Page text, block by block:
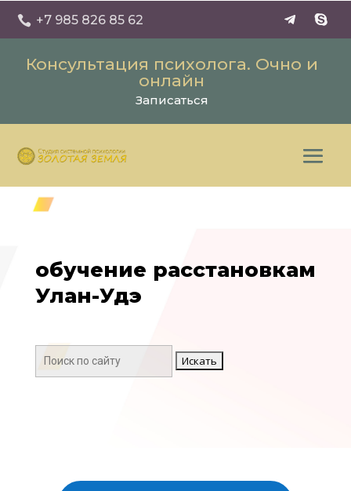
 +7 985 826 85 62
Консультация психолога. Очно и
онлайн
Записаться
обучение расстановкам
Улан-Удэ
Поиск: